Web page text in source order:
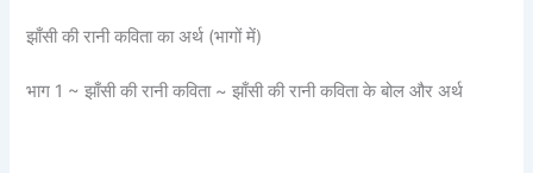
झाँसी की रानी कविता का अर्थ (भागों में)
भाग 1 ~ झाँसी की रानी कविता ~ झाँसी की रानी कविता के बोल और अर्थ